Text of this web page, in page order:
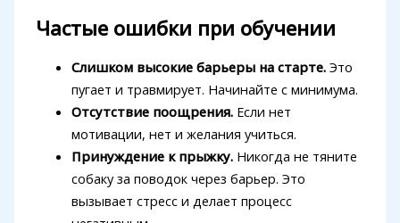
Частые ошибки при обучении
Слишком высокие барьеры на старте.Это
пугает и травмирует. Начинайте с минимума.
Отсутствие поощрения.Если нет
мотивации, нет и желания учиться.
Принуждение к прыжку.Никогда не тяните
собаку за поводок через барьер. Это
вызывает стресс и делает процесс